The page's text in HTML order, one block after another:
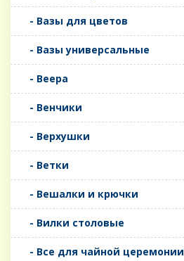
- Вазы для цветов
- Вазы универсальные
- Веера
- Венчики
- Верхушки
- Ветки
- Вешалки и крючки
- Вилки столовые
- Все для чайной церемонии